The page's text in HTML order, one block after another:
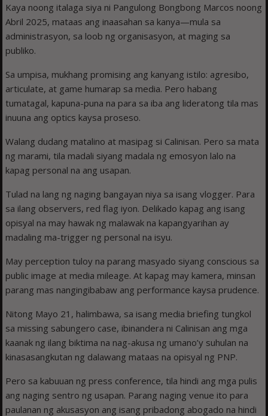
Kaya noong italaga siya ni Pangulong Bongbong Marcos noong
Abril 2025, mataas ang inaasahan sa kanya—mula sa
administrasyon, sa loob ng organisasyon, at maging sa
publiko.
Sa umpisa, mukhang promising ang kanyang istilo: agresibo,
articulate, at game humarap sa media. Pero habang
tumatagal, kapuna-puna na para sa iba ang lideratong tila mas
inuuna ang optics kaysa proseso.
Walang dudang matalino at masipag si Calinisan. Pero sa mata
ng marami, tila madali siyang madala ng emosyon lalo na
kapag personal na ang usapan.
Tulad na lang ng naging bangayan niya sa isang vlogger. Para
sa ilang observers, red flag iyon. Delikado kapag ang isang
opisyal na may hawak ng malawak na kapangyarihan ay
madaling ma-trigger ng personal na isyu.
May perception tuloy na parang masyado siyang conscious sa
public image at media mileage. At kapag may kamera, minsan
parang mas nangingibabaw ang performance kaysa prudence.
Nitong Mayo 21, halimbawa, sa isang media briefing tungkol
sa missing sabungero case, ibinandera ni Calinisan ang mga
kaanak ng ilang biktima na nag-akusa ng umano’y suhulan na
kinasasangkutan ng dalawang mataas na opisyal ng PNP.
Pero sa kabuuan ng press conference, tila hindi ang mga pulis
ang naging sentro ng usapan. Parang naging venue ito para
paulanan ng akusasyon ang isang pribadong abogado na hindi